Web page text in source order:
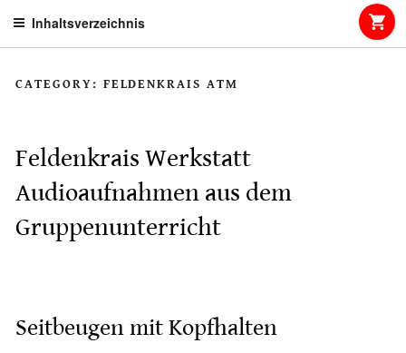
Inhaltsverzeichnis
CATEGORY: FELDENKRAIS ATM
Feldenkrais Werkstatt
Audioaufnahmen aus dem
Gruppenunterricht
Seitbeugen mit Kopfhalten